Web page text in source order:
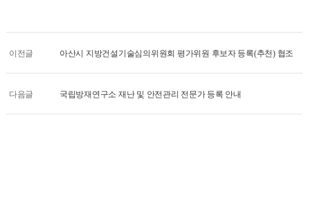
이전글 아산시 지방건설기술심의위원회 평가위원 후보자 등록(추천) 협조
다음글 국립방재연구소 재난 및 안전관리 전문가 등록 안내